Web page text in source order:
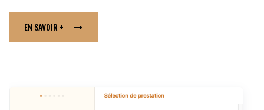
EN SAVOIR +